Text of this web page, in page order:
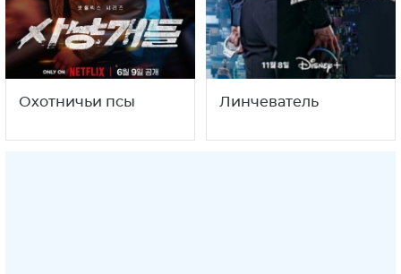
Охотничьи псы Линчеватель